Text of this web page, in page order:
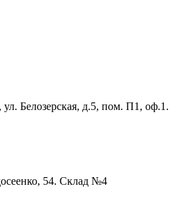
Белозерская, д.5, пом. П1, оф.1.
54. Склад №4